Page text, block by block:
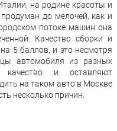
150 000 км
на родине красоты и
до мелочей, как и
потоке машин она
Качество сборки и
5 баллов, и это несмотря
автомобиля из разных
и оставляют
на таком авто в Москве
несколько причин.